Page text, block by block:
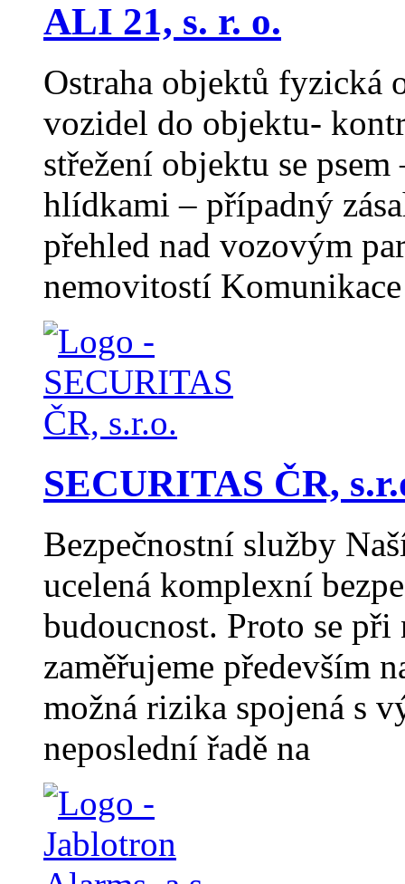
ALI 21, s. r. o.
Ostraha objektů fyzická
vozidel do objektu-
střežení objektu se
hlídkami – případný
přehled nad vozovým
nemovitostí
SECURITAS ČR,
Bezpečnostní služby
ucelená komplexní
budoucnost. Proto se při
zaměřujeme především
možná rizika spojená s
neposlední řadě na